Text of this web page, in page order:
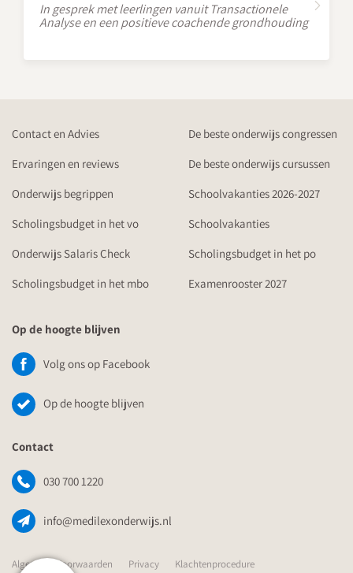
In gesprek met leerlingen vanuit Transactionele
Analyse en een positieve coachende grondhouding
Contact en Advies
De beste onderwijs congressen
Ervaringen en reviews
De beste onderwijs cursussen
Onderwijs begrippen
Schoolvakanties 2026-2027
Scholingsbudget in het vo
Schoolvakanties
Onderwijs Salaris Check
Scholingsbudget in het po
Scholingsbudget in het mbo
Examenrooster 2027
Op de hoogte blijven
Volg ons op Facebook
Op de hoogte blijven
Contact
030 700 1220
info@medilexonderwijs.nl
Algemene Voorwaarden Privacy Klachtenprocedure